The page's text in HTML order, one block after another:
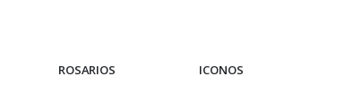
ROSARIOS ICONOS